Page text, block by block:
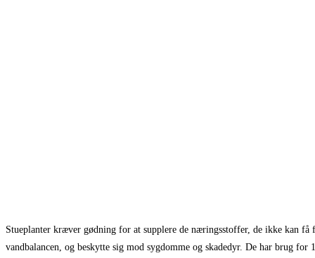
Stueplanter kræver gødning for at supplere de næringsstoffer, de ikke kan
vandbalancen, og beskytte sig mod sygdomme og skadedyr. De har brug